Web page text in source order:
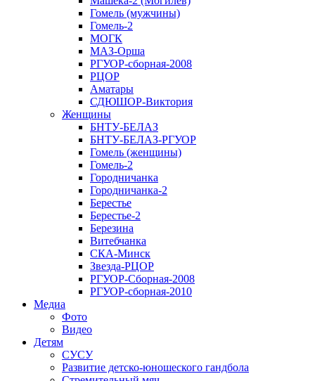
Гомель (мужчины)
Гомель-2
МОГК
МАЗ-Орша
РГУОР-сборная-2008
РЦОР
Аматары
СДЮШОР-Виктория
Женщины
БНТУ-БЕЛАЗ
БНТУ-БЕЛАЗ-РГУОР
Гомель (женщины)
Гомель-2
Городничанка
Городничанка-2
Берестье
Берестье-2
Березина
Витебчанка
СКА-Минск
Звезда-РЦОР
РГУОР-Сборная-2008
РГУОР-сборная-2010
Медиа
Фото
Видео
Детям
СУСУ
Развитие детско-юношеского гандбола